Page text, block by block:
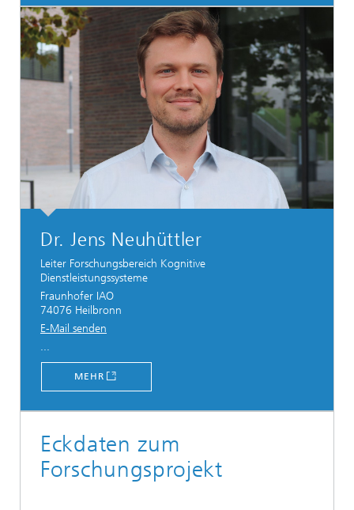
Dr. Jens Neuhüttler
Leiter Forschungsbereich Kognitive
Dienstleistungssysteme
Fraunhofer IAO
74076 Heilbronn
E-Mail senden
...
MEHR
Eckdaten zum
Forschungsprojekt